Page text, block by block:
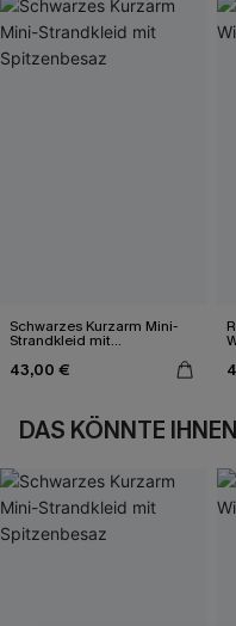
Schwarzes Kurzarm Mini-
Strandkleid mit
43,00 €
DAS KÖNNTE